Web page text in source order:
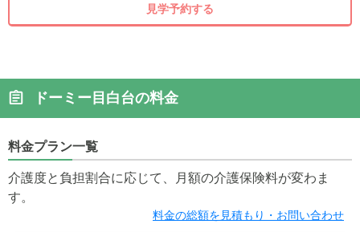
見学予約する
ドーミー目白台の料金
料金プラン一覧
介護度と負担割合に応じて、月額の介護保険料が変わま
す。
料金の総額を見積もり・お問い合わせ